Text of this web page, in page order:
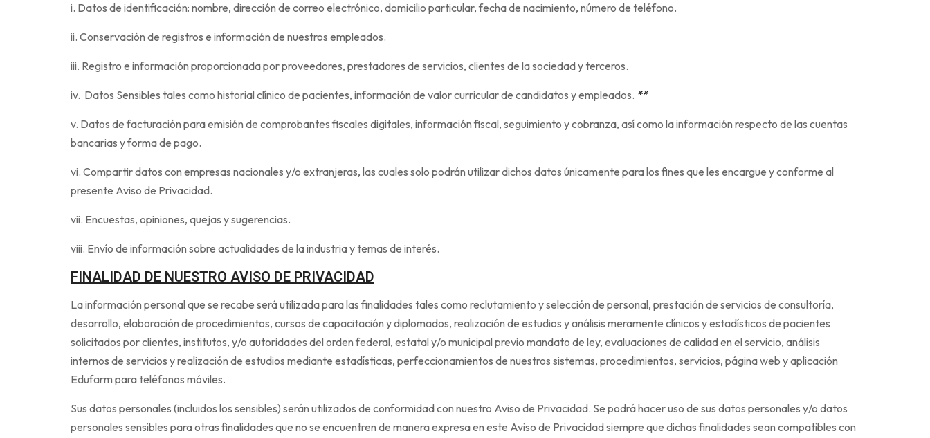
i. Datos de identificación: nombre, dirección de correo electrónico, domicilio particular, fecha de nacimiento, número de teléfono.
ii. Conservación de registros e información de nuestros empleados.
iii. Registro e información proporcionada por proveedores, prestadores de servicios, clientes de la sociedad y terceros.
iv. Datos Sensibles tales como historial clínico de pacientes, información de valor curricular de candidatos y empleados. **
v. Datos de facturación para emisión de comprobantes fiscales digitales, información fiscal, seguimiento y cobranza, así como la información respecto de las cuentas
bancarias y forma de pago.
vi. Compartir datos con empresas nacionales y/o extranjeras, las cuales solo podrán utilizar dichos datos únicamente para los fines que les encargue y conforme al
presente Aviso de Privacidad.
vii. Encuestas, opiniones, quejas y sugerencias.
viii. Envío de información sobre actualidades de la industria y temas de interés.
FINALIDAD DE NUESTRO AVISO DE PRIVACIDAD
La información personal que se recabe será utilizada para las finalidades tales como reclutamiento y selección de personal, prestación de servicios de consultoría,
desarrollo, elaboración de procedimientos, cursos de capacitación y diplomados, realización de estudios y análisis meramente clínicos y estadísticos de pacientes
solicitados por clientes, institutos, y/o autoridades del orden federal, estatal y/o municipal previo mandato de ley, evaluaciones de calidad en el servicio, análisis
internos de servicios y realización de estudios mediante estadísticas, perfeccionamientos de nuestros sistemas, procedimientos, servicios, página web y aplicación
Edufarm para teléfonos móviles.
Sus datos personales (incluidos los sensibles) serán utilizados de conformidad con nuestro Aviso de Privacidad. Se podrá hacer uso de sus datos personales y/o datos
personales sensibles para otras finalidades que no se encuentren de manera expresa en este Aviso de Privacidad siempre que dichas finalidades sean compatibles con